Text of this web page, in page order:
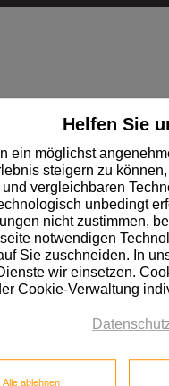
✓Über
Helfen Sie
ein möglichst
steigern zu
vergleichbaren
unbedingt
nicht zustimmen,
notwendigen
Sie zuschneiden. In
wir einsetzen.
Cookie-Verwaltung
Alle ablehnen